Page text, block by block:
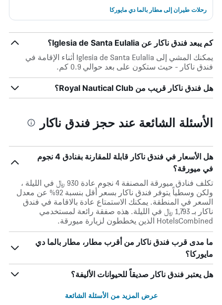
رحلات طيران إلى مطار بالما دي مايوركا
كم يبعد فندق ناكار عن Iglesia de Santa Eulalia؟
يمكنك المشي إلى Iglesia de Santa Eulalia أثناء الإقامة في
فندق ناكار - حيث ستكون على بعد حوالي 0.9 كم.
هل فندق ناكار قريب من Royal Nautical Club؟
الأسئلة الشائعة عند حجز فندق ناكار
هل الأسعار في فندق ناكار قابلة للمقارنة بفنادق 4 نجوم
في ميورقة؟
تكلف فنادق ميورقة المصنفة 4 نجوم عادة 930 ﷼ في الليلة ،
ولكن وسطياً يتوفر فندق ناكار بسعر أقل بنسبة 92% عن معدل
السعر في المنطقة. يمكنك الاستمتاع عادة بالاقامة في فندق
ناكار بـ 1,793 ﷼ في الليلة. هذه صفقة رائعة لمستخدمي
HotelsCombined الذين يخططون لزيارة ميورقة.
ما مدى قرب فندق ناكار من أقرب مطار، مطار بالما دي
مايوركا؟
هل يعتبر فندق ناكار صديقاً للحيوانات الأليفة؟
عرض المزيد من الأسئلة الشائعة